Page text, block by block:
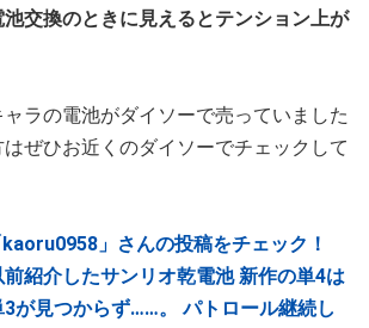
交換のときに見えるとテンション上が
ラの電池がダイソーで売っていました
ぜひお近くのダイソーでチェックして
」さんの投稿をチェック！
前紹介したサンリオ乾電池 新作の単4は
が見つからず……。 パトロール継続し